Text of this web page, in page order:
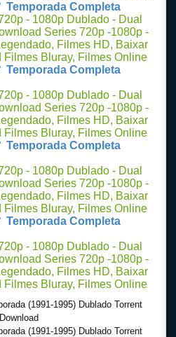
Temporada Completa
Temporada Completa
Temporada Completa
Temporada Completa
(1991-1995) Dublado Torrent
Download
(1991-1995) Dublado Torrent